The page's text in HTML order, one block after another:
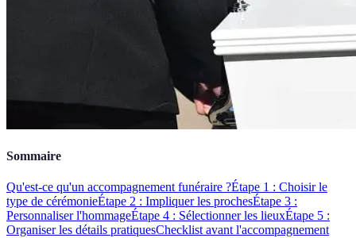
Sommaire
Qu'est-ce qu'un accompagnement funéraire ?Étape 1 : Choisir le
type de cérémonieÉtape 2 : Impliquer les prochesÉtape 3 :
Personnaliser l'hommageÉtape 4 : Sélectionner les lieuxÉtape 5 :
Organiser les détails pratiquesChecklist avant l'accompagnement